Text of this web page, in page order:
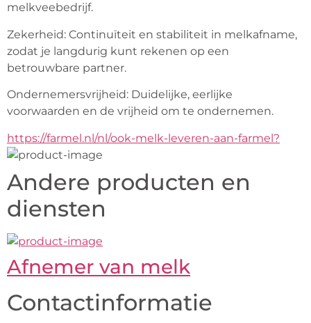
melkveebedrijf.
Zekerheid: Continuïteit en stabiliteit in melkafname,
zodat je langdurig kunt rekenen op een
betrouwbare partner.
Ondernemersvrijheid: Duidelijke, eerlijke
voorwaarden en de vrijheid om te ondernemen.
https://farmel.nl/nl/ook-melk-leveren-aan-farmel?
Andere producten en
diensten
Afnemer van melk
Contactinformatie